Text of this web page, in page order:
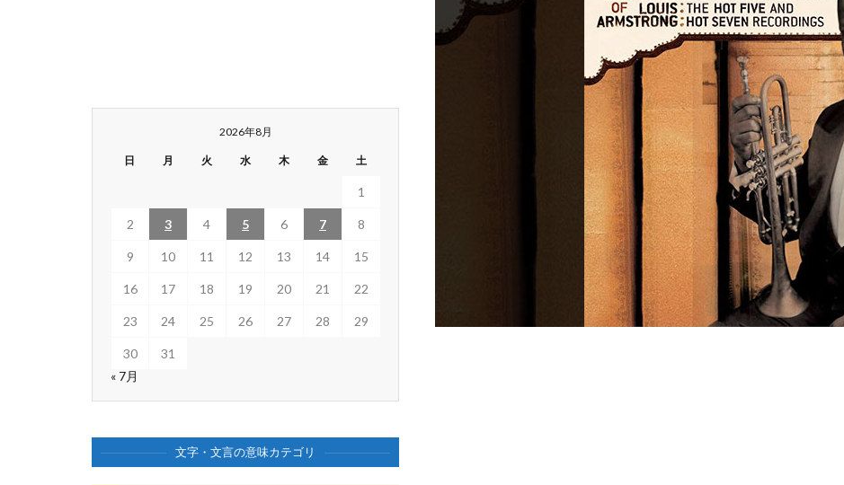
2026年8月
日 月 火 水 木 金 土
1
2 3 4 5 6 7 8
9 10 11 12 13 14 15
16 17 18 19 20 21 22
23 24 25 26 27 28 29
30
31
« 7月
文字・文言の意味カテゴリ